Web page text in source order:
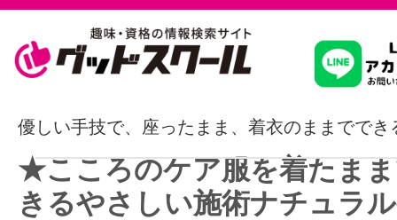
習いたいこ
スクールを
優しい手技で、座ったまま、着衣のままででき
★こころのケア服を着たま
きるやさしい施術ナチュラ